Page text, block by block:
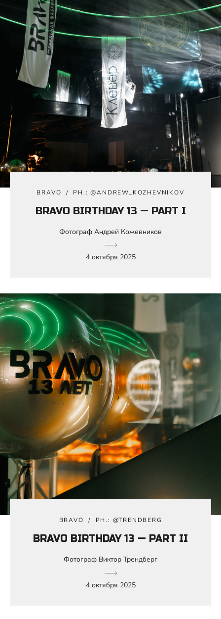
BRAVO PH.: @ANDREW_KOZHEVNIKOV
BRAVO BIRTHDAY 13 — PART I
Фотограф Андрей Кожевников
4 октября 2025
BRAVO PH.: @TRENDBERG
BRAVO BIRTHDAY 13 — PART II
Фотограф Виктор Трендберг
4 октября 2025